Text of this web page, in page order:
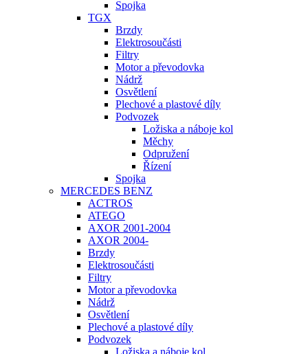
Spojka
TGX
Brzdy
Elektrosoučásti
Filtry
Motor a převodovka
Nádrž
Osvětlení
Plechové a plastové díly
Podvozek
Ložiska a náboje kol
Měchy
Odpružení
Řízení
Spojka
MERCEDES BENZ
ACTROS
ATEGO
AXOR 2001-2004
AXOR 2004-
Brzdy
Elektrosoučásti
Filtry
Motor a převodovka
Nádrž
Osvětlení
Plechové a plastové díly
Podvozek
Ložiska a náboje kol